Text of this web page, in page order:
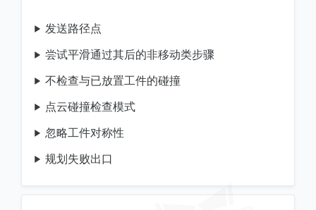
发送路径点
尝试平滑通过其后的非移动类步骤
不检查与已放置工件的碰撞
点云碰撞检查模式
忽略工件对称性
规划失败出口